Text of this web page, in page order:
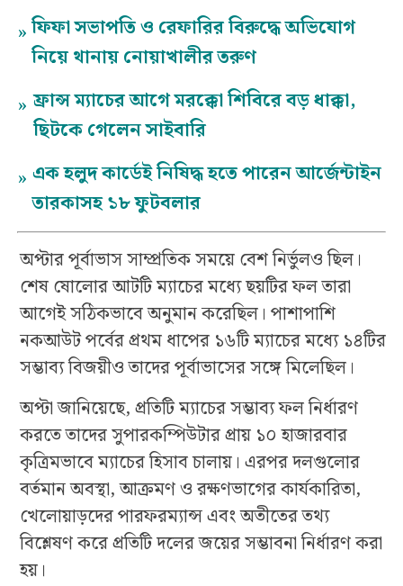
»ফিফা সভাপতি ও রেফারির বিরুদ্ধে অভিযোগ
নিয়ে থানায় নোয়াখালীর তরুণ
» ফ্রান্স ম্যাচের আগে মরক্কো শিবিরে বড় ধাক্কা,
ছিটকে গেলেন সাইবারি
» এক হলুদ কার্ডেই নিষিদ্ধ হতে পারেন আর্জেন্টাইন
তারকাসহ ১৮ ফুটবলার
অপ্টার পূর্বাভাস সাম্প্রতিক সময়ে বেশ নির্ভুলও ছিল।
শেষ ষোলোর আটটি ম্যাচের মধ্যে ছয়টির ফল তারা
আগেই সঠিকভাবে অনুমান করেছিল। পাশাপাশি
নকআউট পর্বের প্রথম ধাপের ১৬টি ম্যাচের মধ্যে ১৪টির
সম্ভাব্য বিজয়ীও তাদের পূর্বাভাসের সঙ্গে মিলেছিল।
অপ্টা জানিয়েছে, প্রতিটি ম্যাচের সম্ভাব্য ফল নির্ধারণ
করতে তাদের সুপারকম্পিউটার প্রায় ১০ হাজারবার
কৃত্রিমভাবে ম্যাচের হিসাব চালায়। এরপর দলগুলোর
বর্তমান অবস্থা, আক্রমণ ও রক্ষণভাগের কার্যকারিতা,
খেলোয়াড়দের পারফরম্যান্স এবং অতীতের তথ্য
বিশ্লেষণ করে প্রতিটি দলের জয়ের সম্ভাবনা নির্ধারণ করা
হয়।